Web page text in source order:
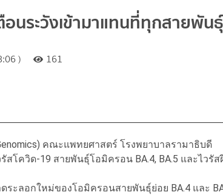
นระวังเข้ามาแทนที่ทุกสายพัน
) 161
คณะแพทยศาสตร์ โรงพยาบาลรามาธิบดี
โควิด-19 สายพันธุ์โอมิครอน BA.4, BA.5 และไวรัส
ะลอกใหม่ของโอมิครอนสายพันธุ์ย่อย BA.4 และ